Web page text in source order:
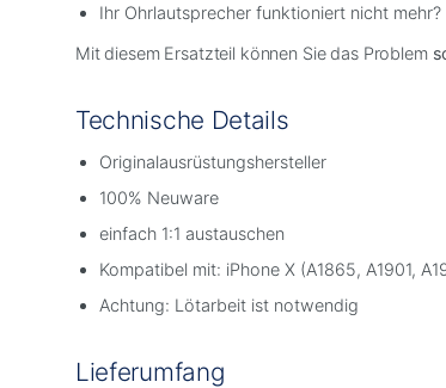
Ihr Ohrlautsprecher funktioniert nicht mehr?
Mit diesem Ersatzteil können Sie das Problem
Technische Details
Originalausrüstungshersteller
100% Neuware
einfach 1:1 austauschen
Kompatibel mit: iPhone X (A1865, A1901,
Achtung: Lötarbeit ist notwendig
Lieferumfang